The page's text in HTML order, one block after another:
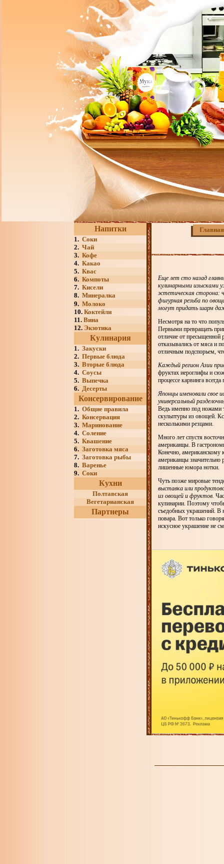
Напитки
1. Соки
2. Чай
3. Кофе
4. Какао
5. Квас
6. Компоты
7. Кисели
8. Минералка
9. Молоко
10. Коктейли
11. Вина
12. Экзотика
Кулинария
1. Закуски
2. Первые блюда
3. Вторые блюда
4. Соусы
5. Выпечка
6. Десерты
Консервирование
1. Общие правила
2. Консервация
3. Маринование
4. Соление
5. Квашение
6. Заготовка мяса
7. Заготовка рыбы
8. Варенье
9. Соки
Кухни
Полтавская
Вегетарианская
Партнеры
Главная
Еще лет сто назад
кулинарными изысками
эстетическая сторона:
фигурная резьба по
могут придать шарм
Несмотря на то что
Первыми превращать
отличие от
отказывались от мяса и
отличным подспорьем,
Каждый регион Азии
фруктах иероглифы и
процессе карвинга
Японцы именовали свое
универсальный
Ведь именно под ножами
скульптуры из овощей.
несколькими резцами.
Много лет спустя
американцы. В
Конечно, американскому
американцы значительно
лишенные юмора нотки.
Чуть позже мировые
выставка или
из овощей и фруктов.
кулинарии. Поэтому
съедобных украшений. В
повара. Вот только
искусное украшение не